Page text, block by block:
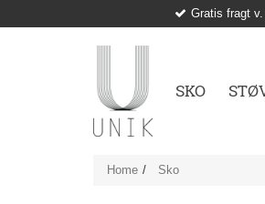
Gratis fragt
SKO
Home Sko